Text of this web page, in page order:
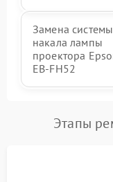
Замена системы
накала лампы
проектора
EB-FH52
Этапы